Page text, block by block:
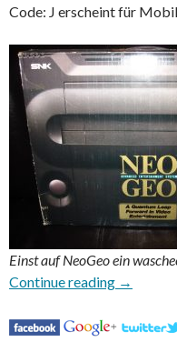
Code: J erscheint für
Einst auf NeoGeo ein
Continue reading Metal
→